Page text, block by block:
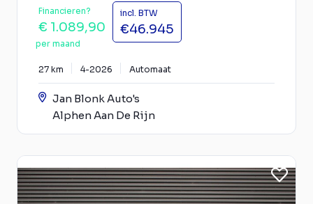
Financieren?
€ 1.089,90
per maand
incl. BTW
€46.945
27 km 4-2026 Automaat
Jan Blonk Auto's
Alphen Aan De Rijn